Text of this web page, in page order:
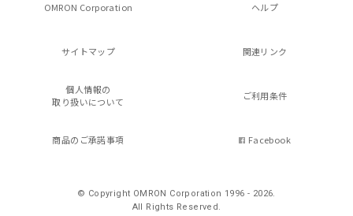
OMRON Corporation ヘルプ
サイトマップ 関連リンク
個人情報の
取り扱いについて
ご利用条件
商品のご承諾事項 Facebook
© Copyright OMRON Corporation 1996 - 2026.
All Rights Reserved.